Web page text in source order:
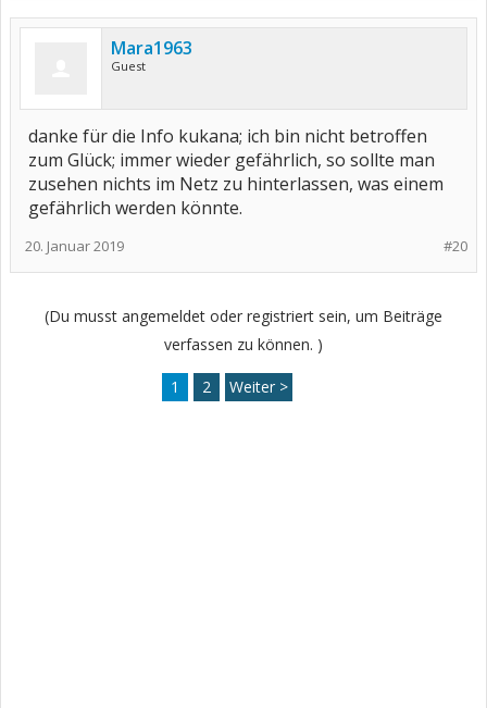
Mara1963
Guest
danke für die Info kukana; ich bin nicht betroffen
zum Glück; immer wieder gefährlich, so sollte man
zusehen nichts im Netz zu hinterlassen, was einem
gefährlich werden könnte.
#20
20. Januar 2019
(Du musst angemeldet oder registriert sein, um Beiträge
verfassen zu können. )
1 2 Weiter >